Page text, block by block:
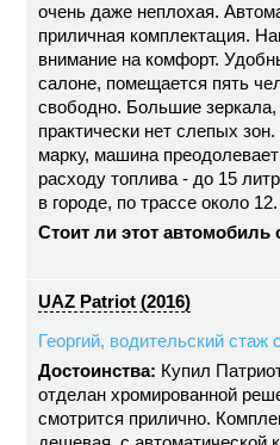
очень даже неплохая.
приличная комплектация.
внимание на комфорт.
салоне, помещается пять
свободно. Большие зеркала,
практически нет слепых
марку, машина
расходу топлива - до 15
в городе, по трассе около 12.
Стоит ли этот автомобиль
UAZ Patriot (2016)
Георгий, водительский стаж
Достоинства: Купил
отделан хромированной
смотрится прилично.